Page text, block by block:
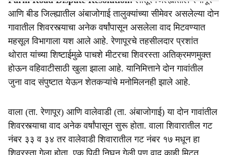
a
r
e
आणि बीड जिल्ह्यातील अंबाजोगाई तालुक्यांच्या सीमेवर असलेल्या दोन
गावातील शिवरस्त्याचा अनेक वर्षांपासून असलेला वाद मिटवण्यात
महसूल विभागाला यश आले आहे. रेणापूरचे तहसीलदार प्रशांत
थोरात यांच्या शिष्टाईमुळे पाचशे मीटरचा शिवरस्ता अतिक्रमणमुक्त
होऊन वहिवाटीसाठी खुला झाला आहे. यानिमित्ताने दोन गावांतील
जुना वाद संपुष्टात येऊन शेतकऱ्यांचे मनोमिलनही झाले आहे.
वाला (ता. रेणापूर) आणि वालेवाडी (ता. अंबाजोगाई) या दोन गावांतील
शिवरस्त्याचा वाद अनेक वर्षांपासून सुरू होता. वाला शिवारातील गट
नंबर ३३ व ३४ तर वालेवाडी शिवारातील गट नंबर १७ मधून हा
शिवरस्ता गेला होता. एक पिढी निघून गेली पण वाद काही मिटत